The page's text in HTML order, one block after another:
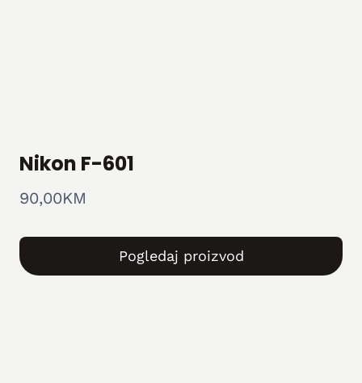
Nikon F-601
90,00KM
Pogledaj proizvod